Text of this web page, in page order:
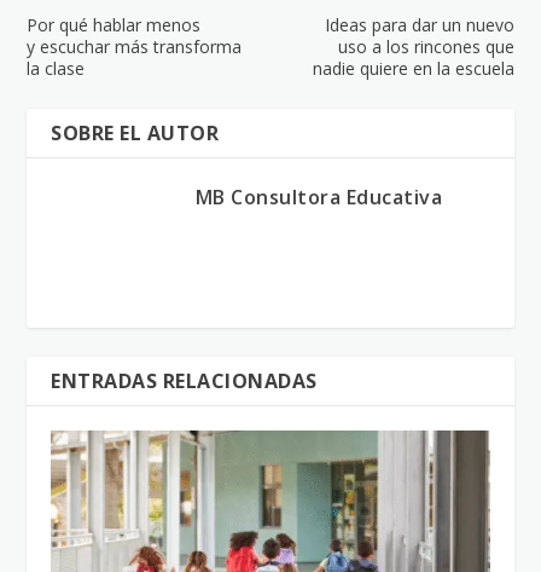
Por qué hablar menos
y escuchar más transforma
la clase
Ideas para dar un nuevo
uso a los rincones que
nadie quiere en la escuela
SOBRE EL AUTOR
MB Consultora Educativa
ENTRADAS RELACIONADAS